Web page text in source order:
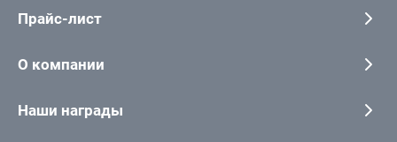
Прайс-лист
О компании
Наши награды